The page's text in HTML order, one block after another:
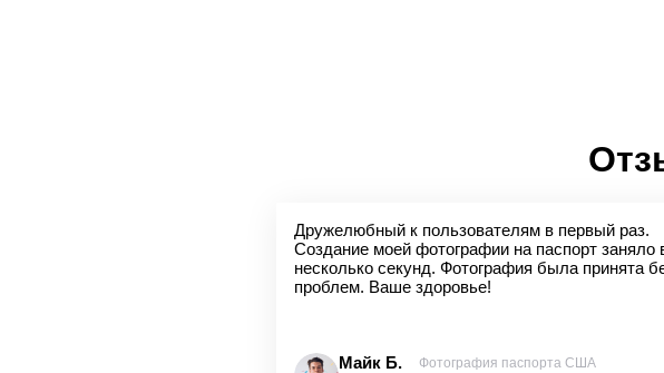
Дружелюбный к пользователям в первый раз.
Создание моей фотографии на паспорт заняло
несколько секунд. Фотография была принята
проблем. Ваше здоровье!
Майк Б. Фотография паспорта США